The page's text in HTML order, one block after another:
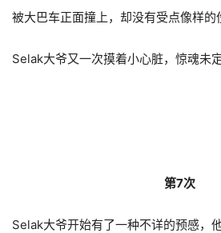
被大巴车正面撞上，却没有受点像样的
Selak大爷又一次摸着小心脏，惊魂未
第7次
Selak大爷开始有了一种不详的预感，